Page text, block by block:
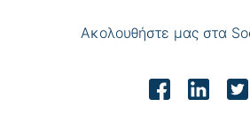
Ακολουθήστε μας στα